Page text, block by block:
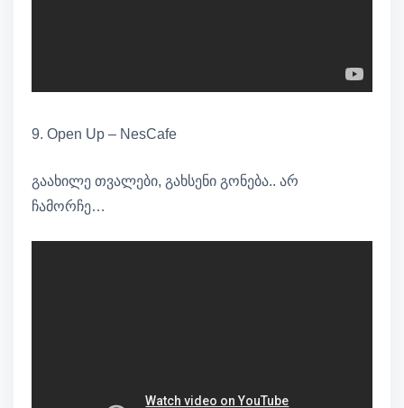
9. Open Up – NesCafe
გაახილე თვალები, გახსენი გონება.. არ
ჩამორჩე…